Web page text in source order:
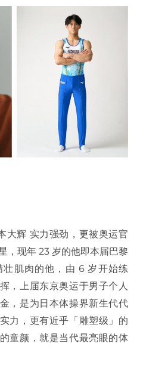
大辉 实力强劲，更被奥运官
，现年 23 岁的他即本届巴黎
肌肉的他，由 6 岁开始练
，上届东京奥运于男子个人
，是为日本体操界新生代代
力，更有近乎「雕塑级」的
童颜，就是当代最亮眼的体